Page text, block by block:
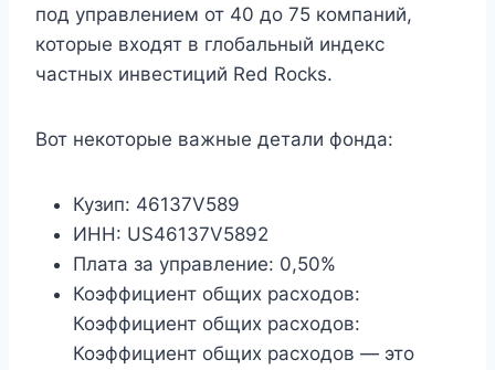
под управлением от 40 до 75 компаний,
которые входят в глобальный индекс
частных инвестиций Red Rocks.
Вот некоторые важные детали фонда:
Кузип: 46137V589
ИНН: US46137V5892
Плата за управление: 0,50%
Коэффициент общих расходов:
Коэффициент общих расходов:
Коэффициент общих расходов — это